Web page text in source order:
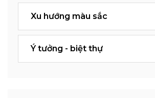
Xu hướng màu sắc
Ý tưởng - biệt thự